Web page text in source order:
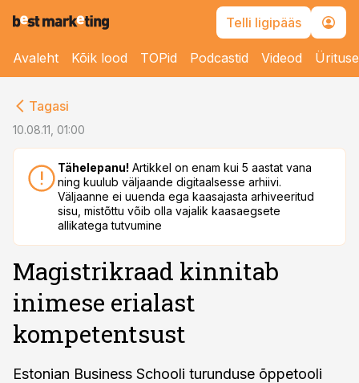
Telli ligipääs
Avaleht Kõik lood TOPid Podcastid Videod
Tagasi
10.08.11, 01:00
Tähelepanu! Artikkel on enam kui 5 aastat vana
ning kuulub väljaande digitaalsesse arhiivi.
Väljaanne ei uuenda ega kaasajasta arhiveeritud
sisu, mistõttu võib olla vajalik kaasaegsete
allikatega tutvumine
Magistrikraad kinnitab
inimese erialast
kompetentsust
Estonian Business Schooli turunduse õppetooli